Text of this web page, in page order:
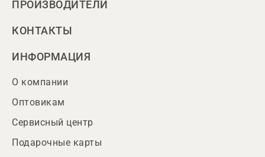
ПРОИЗВОДИТЕЛИ
КОНТАКТЫ
ИНФОРМАЦИЯ
О компании
Оптовикам
Сервисный центр
Подарочные карты